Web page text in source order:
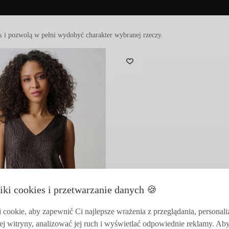
śmiałą formę i nowoczesną funkcjonalność.
Wysokiej jakości włoska skórai mistrzowskie rzemiosło spotykają
indywidualnego stylu.
rzemieślników wHiszpanii
MIDNIGHT
cookies i przetwarzanie danych 🍪
aby zapewnić Ci najlepsze wrażenia z przeglądania,
witryny, analizować jej ruch i wyświetlać odpowiednie reklamy.